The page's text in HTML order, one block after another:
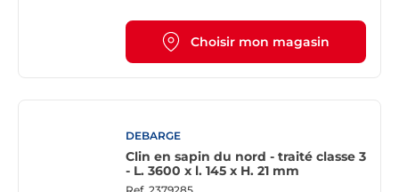
Choisir mon magasin
DEBARGE
Clin en sapin du nord - traité classe 3
- L. 3600 x l. 145 x H. 21 mm